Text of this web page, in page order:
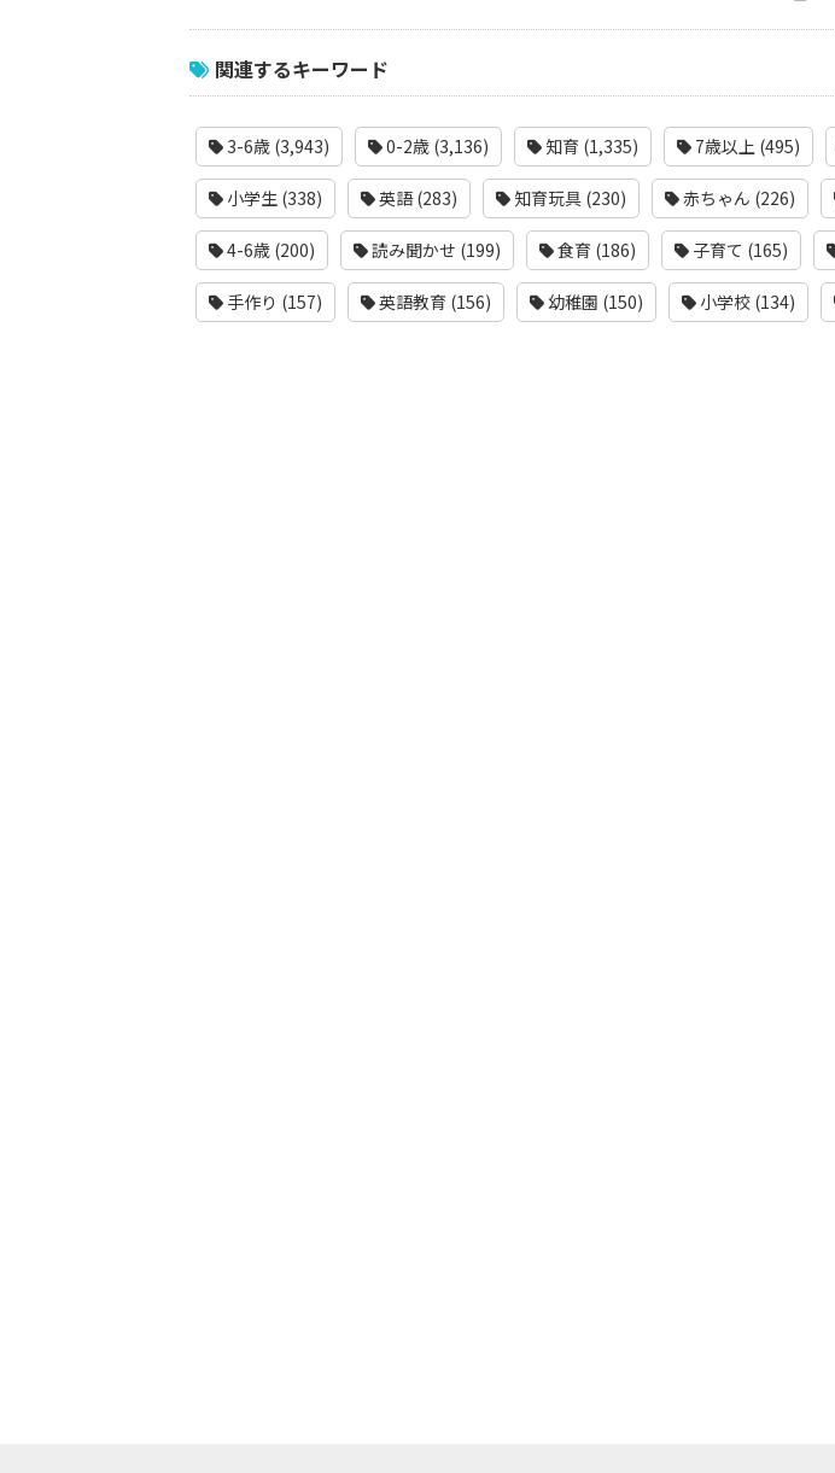
関連するキーワード
3-6歳 (3,943) 0-2歳 (3,136) 知育 (1,335) 7歳以上 (495)
小学生 (338) 英語 (283) 知育玩具 (230) 赤ちゃん (226)
4-6歳 (200) 読み聞かせ (199) 食育 (186) 子育て (165)
手作り (157) 英語教育 (156) 幼稚園 (150) 小学校 (134)